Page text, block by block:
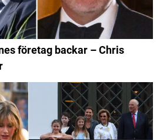
företag backar – Chris